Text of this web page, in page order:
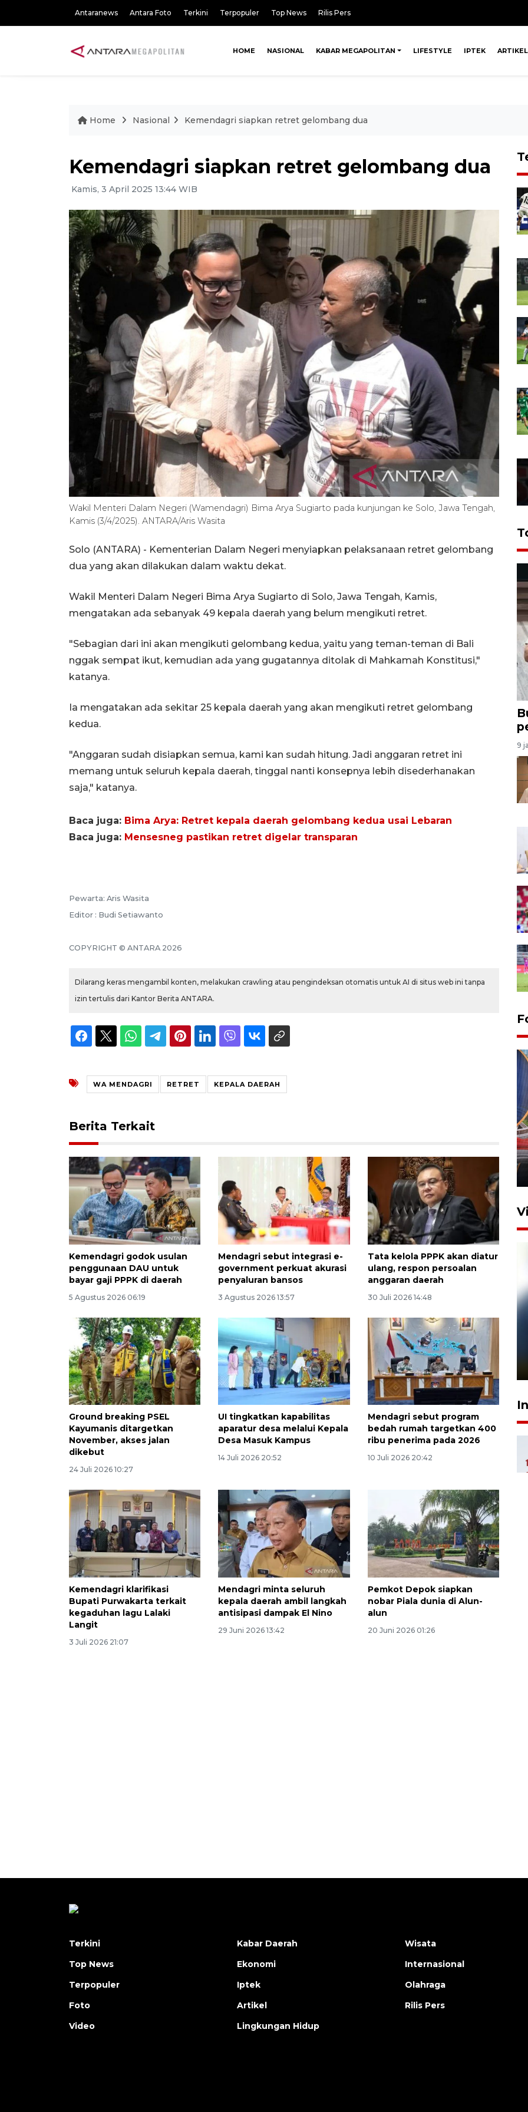
Antaranews Antara Foto Terkini Terpopuler Top News Rilis Pers
HOME NASIONAL KABAR MEGAPOLITAN LIFESTYLE IPTEK ARTIKEL
Home Nasional Kemendagri siapkan retret gelombang dua
Kemendagri siapkan retret gelombang dua
Kamis, 3 April 2025 13:44 WIB
Wakil Menteri Dalam Negeri (Wamendagri) Bima Arya Sugiarto pada kunjungan ke Solo, Jawa Tengah,
Kamis (3/4/2025). ANTARA/Aris Wasita
Solo (ANTARA) - Kementerian Dalam Negeri menyiapkan pelaksanaan retret gelombang
dua yang akan dilakukan dalam waktu dekat.
Wakil Menteri Dalam Negeri Bima Arya Sugiarto di Solo, Jawa Tengah, Kamis,
mengatakan ada sebanyak 49 kepala daerah yang belum mengikuti retret.
"Sebagian dari ini akan mengikuti gelombang kedua, yaitu yang teman-teman di Bali
nggak sempat ikut, kemudian ada yang gugatannya ditolak di Mahkamah Konstitusi,"
katanya.
Ia mengatakan ada sekitar 25 kepala daerah yang akan mengikuti retret gelombang
kedua.
"Anggaran sudah disiapkan semua, kami kan sudah hitung. Jadi anggaran retret ini
memang untuk seluruh kepala daerah, tinggal nanti konsepnya lebih disederhanakan
saja," katanya.
Baca juga: Bima Arya: Retret kepala daerah gelombang kedua usai Lebaran
Baca juga: Mensesneg pastikan retret digelar transparan
Pewarta: Aris Wasita
Editor : Budi Setiawanto
COPYRIGHT © ANTARA 2026
Dilarang keras mengambil konten, melakukan crawling atau pengindeksan otomatis untuk AI di situs web ini tanpa
izin tertulis dari Kantor Berita ANTARA.
WA MENDAGRI RETRET KEPALA DAERAH
Berita Terkait
Kemendagri godok usulan
penggunaan DAU untuk
bayar gaji PPPK di daerah
5 Agustus 2026 06:19
Mendagri sebut integrasi e-
government perkuat akurasi
penyaluran bansos
3 Agustus 2026 13:57
Tata kelola PPPK akan diatur
ulang, respon persoalan
anggaran daerah
30 Juli 2026 14:48
Ground breaking PSEL
Kayumanis ditargetkan
November, akses jalan
dikebut
24 Juli 2026 10:27
UI tingkatkan kapabilitas
aparatur desa melalui Kepala
Desa Masuk Kampus
14 Juli 2026 20:52
Mendagri sebut program
bedah rumah targetkan 400
ribu penerima pada 2026
10 Juli 2026 20:42
Kemendagri klarifikasi
Bupati Purwakarta terkait
kegaduhan lagu Lalaki
Langit
3 Juli 2026 21:07
Mendagri minta seluruh
kepala daerah ambil langkah
antisipasi dampak El Nino
29 Juni 2026 13:42
Pemkot Depok siapkan
nobar Piala dunia di Alun-
alun
20 Juni 2026 01:26
9
Stasiun Bogor
12 Juni 2026 18:49
Pelanggan Filaha Farm setia
sampai 8 tahan?
1 Juni 2026 05:47
Terkini
Top News
Terpopuler
Foto
Video
Kabar Daerah
Ekonomi
Iptek
Artikel
Lingkungan Hidup
Wisata
Internasional
Olahraga
Rilis Pers